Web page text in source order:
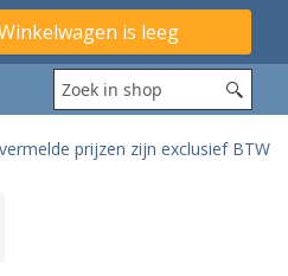
is leeg
prijzen zijn exclusief BTW